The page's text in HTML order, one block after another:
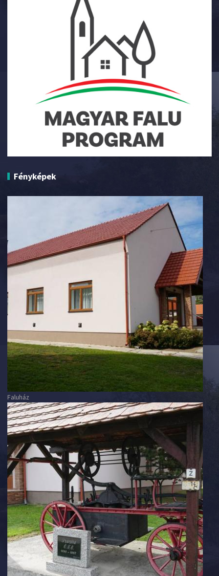
Fényképek
Faluház